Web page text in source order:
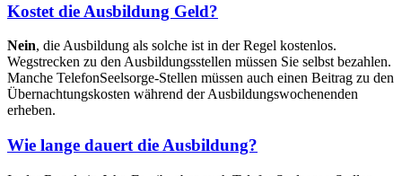
Kostet die Ausbildung Geld?
Nein, die Ausbildung als solche ist in der Regel kostenlos.
Wegstrecken zu den Ausbildungsstellen müssen Sie selbst bezahlen.
Manche TelefonSeelsorge-Stellen müssen auch einen Beitrag zu den
Übernachtungskosten während der Ausbildungswochenenden
erheben.
Wie lange dauert die Ausbildung?